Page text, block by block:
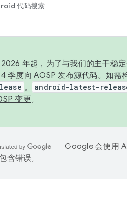
代码搜索
2026 年起，为了与我们的主干稳
季度向 AOSP 发布源代码。如需
。 android-latest-
变更。
Google 会使用
含错误。